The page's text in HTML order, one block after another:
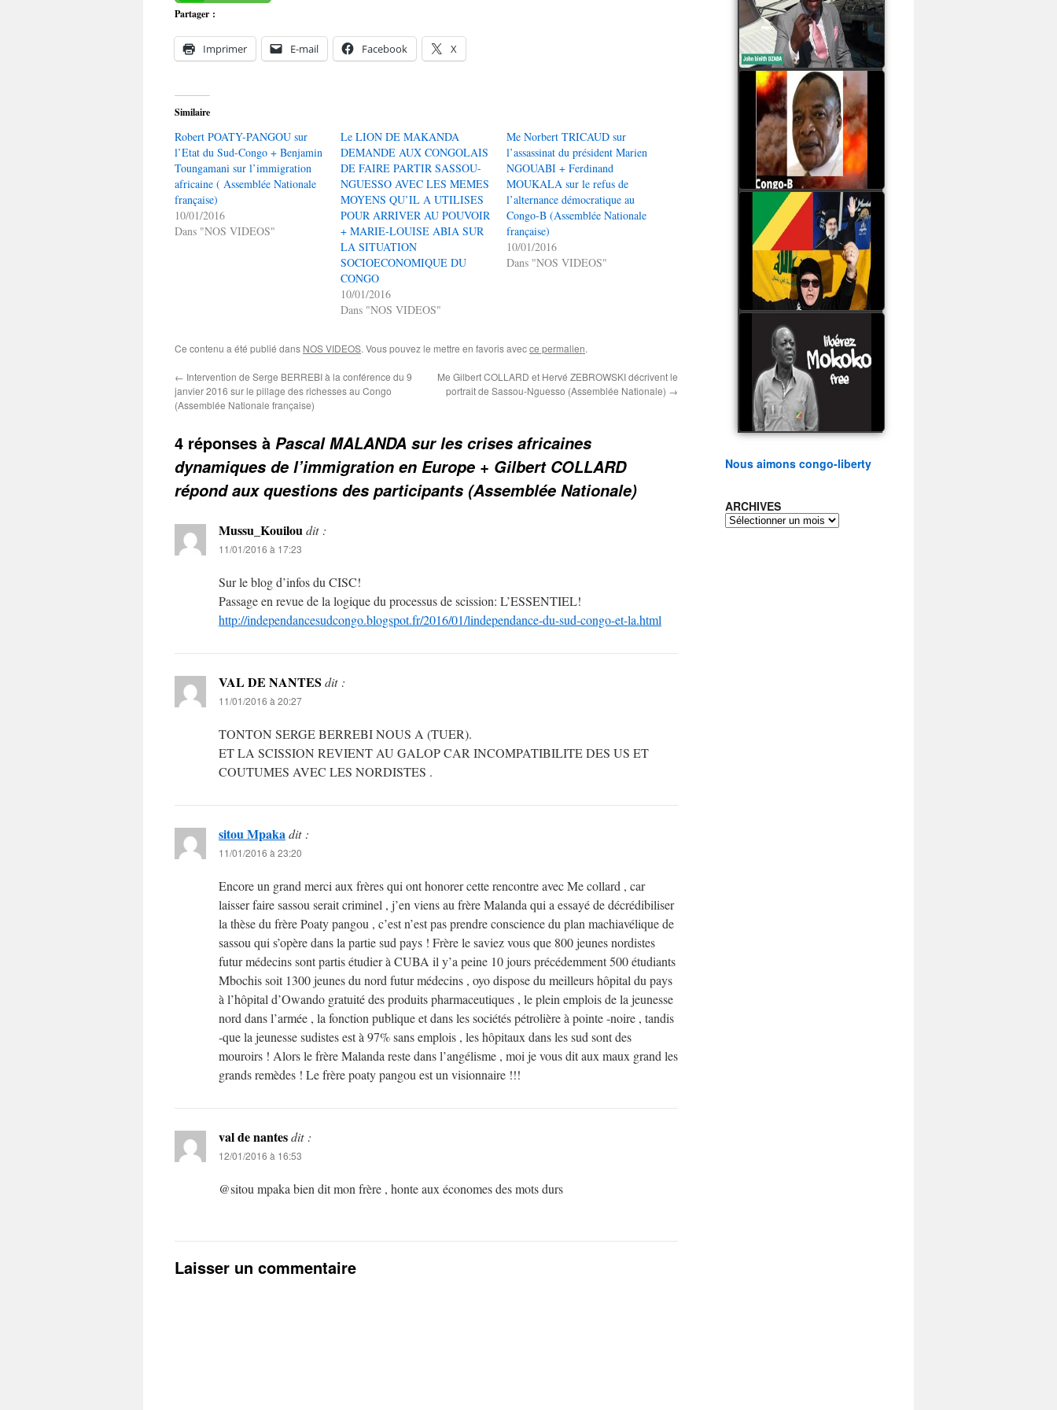
Partager :
Imprimer E-mail Facebook X
Similaire
Robert POATY-PANGOU sur
l’Etat du Sud-Congo + Benjamin
Toungamani sur l’immigration
africaine ( Assemblée Nationale
française)
10/01/2016
Dans "NOS VIDEOS"
Le LION DE MAKANDA
DEMANDE AUX CONGOLAIS
DE FAIRE PARTIR SASSOU-
NGUESSO AVEC LES MEMES
MOYENS QU’IL A UTILISES
POUR ARRIVER AU POUVOIR
+ MARIE-LOUISE ABIA SUR
LA SITUATION
SOCIOECONOMIQUE DU
CONGO
10/01/2016
Dans "NOS VIDEOS"
Me Norbert TRICAUD sur
l’assassinat du président Marien
NGOUABI + Ferdinand
MOUKALA sur le refus de
l’alternance démocratique au
Congo-B (Assemblée Nationale
française)
10/01/2016
Dans "NOS VIDEOS"
Ce contenu a été publié dans NOS VIDEOS. Vous pouvez le mettre en favoris avecce permalien.
← Intervention de Serge BERREBI à la conférence du 9
janvier 2016 sur le pillage des richesses au Congo
(Assemblée Nationale française)
Me Gilbert COLLARD et Hervé ZEBROWSKI décrivent le
portrait de Sassou-Nguesso (Assemblée Nationale) →
4 réponses à Pascal MALANDA sur les crises africaines
dynamiques de l’immigration en Europe + Gilbert COLLARD
répond aux questions des participants (Assemblée Nationale)
Mussu_Kouiloudit :
11/01/2016 à 17:23
Sur le blog d’infos du CISC!
Passage en revue de la logique du processus de scission: L’ESSENTIEL!
http://independancesudcongo.blogspot.fr/2016/01/lindependance-du-sud-congo-et-la.html
VAL DE NANTES dit :
11/01/2016 à 20:27
TONTON SERGE BERREBI NOUS A (TUER).
ET LA SCISSION REVIENT AU GALOP CAR INCOMPATIBILITE DES US ET
COUTUMES AVEC LES NORDISTES .
sitou Mpakadit :
11/01/2016 à 23:20
Encore un grand merci aux frères qui ont honorer cette rencontre avec Me collard , car
laisser faire sassou serait criminel , j’en viens au frère Malanda qui a essayé de décrédibiliser
la thèse du frère Poaty pangou , c’est n’est pas prendre conscience du plan machiavélique de
sassou qui s’opère dans la partie sud pays ! Frère le saviez vous que 800 jeunes nordistes
futur médecins sont partis étudier à CUBA il y’a peine 10 jours précédemment 500 étudiants
Mbochis soit 1300 jeunes du nord futur médecins , oyo dispose du meilleurs hôpital du pays
à l’hôpital d’Owando gratuité des produits pharmaceutiques , le plein emplois de la jeunesse
nord dans l’armée , la fonction publique et dans les sociétés pétrolière à pointe -noire , tandis
-que la jeunesse sudistes est à 97% sans emplois , les hôpitaux dans les sud sont des
mouroirs ! Alors le frère Malanda reste dans l’angélisme , moi je vous dit aux maux grand les
grands remèdes ! Le frère poaty pangou est un visionnaire !!!
val de nantesdit :
12/01/2016 à 16:53
@sitou mpaka bien dit mon frère , honte aux économes des mots durs
Laisser un commentaire
Samba à Paris
watch video
Poaty Pangou La
Conférence des ethnies
est la seule solution pour
éviter la scission du
Congo B
watch video
Les liaisons dangereuses
du clan Sassou Nguesso
avec le Hezbollah
watch video
Le Général Mokoko est
l'unique légitimité
présidentielle du peuple
congolais
watch video
Nous aimons congo-liberty
ARCHIVES
ARCHIVES